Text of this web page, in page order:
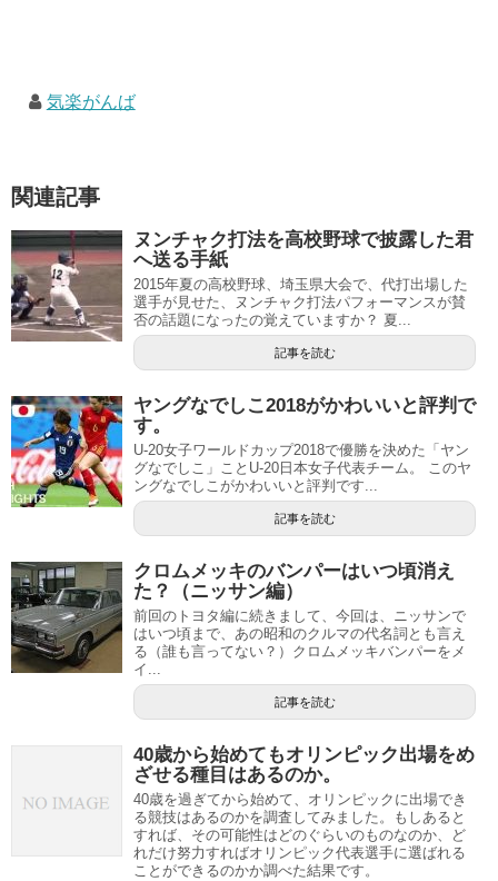
気楽がんば
関連記事
ヌンチャク打法を高校野球で披露した君
へ送る手紙
2015年夏の高校野球、埼玉県大会で、代打出場した
選手が見せた、ヌンチャク打法パフォーマンスが賛
否の話題になったの覚えていますか？ 夏...
記事を読む
ヤングなでしこ2018がかわいいと評判で
す。
U-20女子ワールドカップ2018で優勝を決めた「ヤン
グなでしこ」ことU-20日本女子代表チーム。 このヤ
ングなでしこがかわいいと評判です...
記事を読む
クロムメッキのバンパーはいつ頃消え
た？（ニッサン編）
前回のトヨタ編に続きまして、今回は、ニッサンで
はいつ頃まで、あの昭和のクルマの代名詞とも言え
る（誰も言ってない？）クロムメッキバンパーをメ
イ...
記事を読む
40歳から始めてもオリンピック出場をめ
ざせる種目はあるのか。
40歳を過ぎてから始めて、オリンピックに出場でき
る競技はあるのかを調査してみました。もしあると
すれば、その可能性はどのぐらいのものなのか、ど
れだけ努力すればオリンピック代表選手に選ばれる
ことができるのかか調べた結果です。